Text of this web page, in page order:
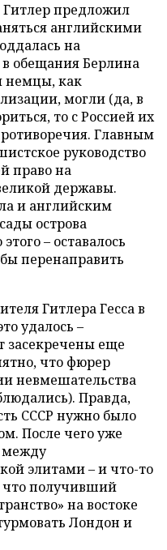
Гитлер предложил
английскими
на
обещания Берлина
немцы, как
могли (да, в
то с Россией их
Главным
руководство
право на
державы.
и английским
острова
– оставалось
перенаправить
Гитлера Гесса в
удалось –
засекречены еще
что фюрер
невмешательства
Правда,
СССР нужно было
После чего уже
между
элитами – и что-то
что получивший
на востоке
Лондон и